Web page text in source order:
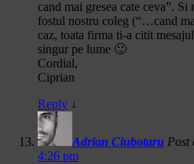
cand mai gresea cate ceva”. Si
fostul nostru coleg (“…cand
caz, toata firma ti-a citit
singur pe lume 🙂
Cordial,
Ciprian
Reply ↓
Adrian Ciubotaru Post
4:26 pm